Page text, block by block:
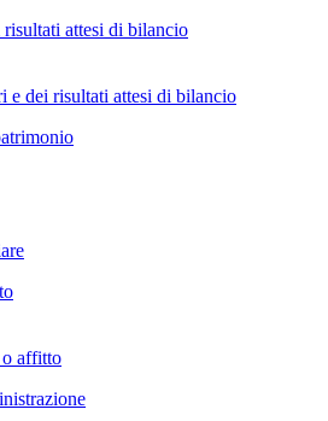
attesi di bilancio
e dei risultati attesi di bilancio
affitto